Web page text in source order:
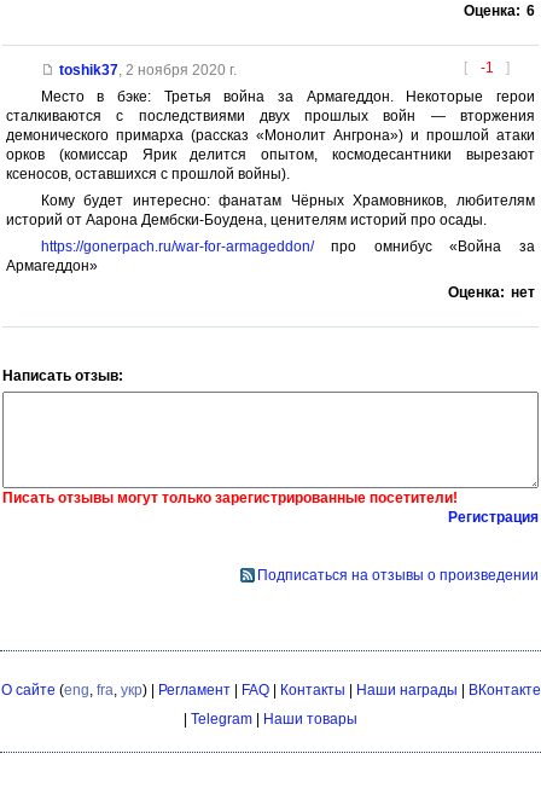
Оценка: 6
[ -1 ]
toshik37, 2 ноября 2020 г.
Место в бэке: Третья война за Армагеддон. Некоторые герои
сталкиваются с последствиями двух прошлых войн — вторжения
демонического примарха (рассказ «Монолит Ангрона») и прошлой атаки
орков (комиссар Ярик делится опытом, космодесантники вырезают
ксеносов, оставшихся с прошлой войны).
Кому будет интересно: фанатам Чёрных Храмовников, любителям
историй от Аарона Дембски-Боудена, ценителям историй про осады.
https://gonerpach.ru/war-for-armageddon/про омнибус «Война за
Армагеддон»
Оценка: нет
Написать отзыв:
Писать отзывы могут только зарегистрированные посетители!
Регистрация
Подписаться на отзывы о произведении
О сайте (eng fra укр) | Регламент| FAQ| Контакты | Наши награды | ВКонтакте
| Telegram | Наши товары